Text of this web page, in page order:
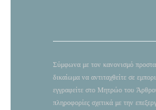
Σύμφωνα με τον κανονισμό
δικαίωμα να αντιταχθείτε σε
εγγραφείτε στο Μητρώο του
πληροφορίες σχετικά με την